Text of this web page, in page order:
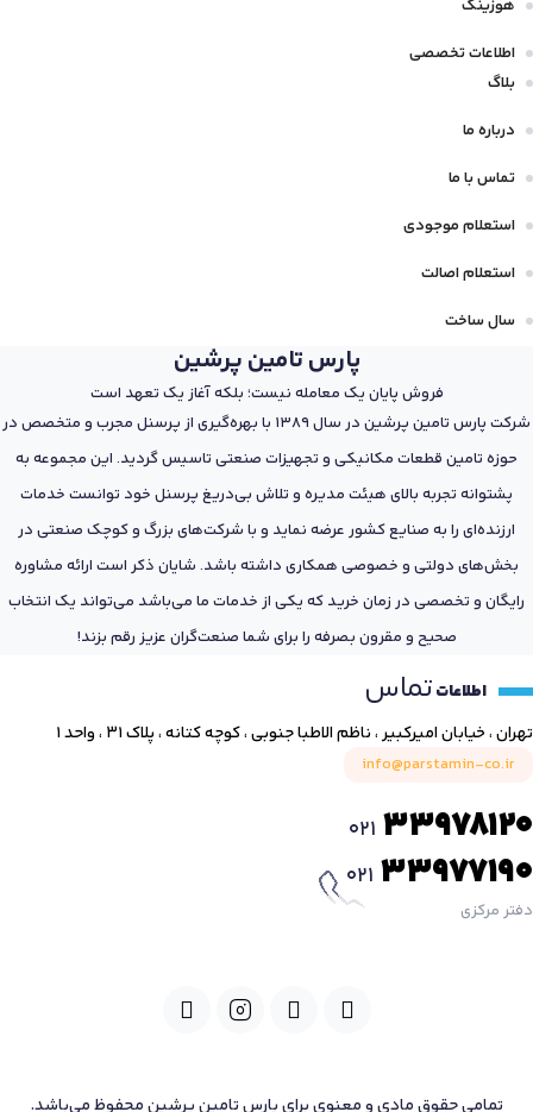
هوزینگ
اطلاعات تخصصی
بلاگ
درباره ما
تماس با ما
استعلام موجودی
استعلام اصالت
سال ساخت
پارس تامین پرشین
فروش پایان یک معامله نیست؛ بلکه آغاز یک تعهد است
شرکت پارس تامین پرشین در سال 1389 با بهره‌گیری از پرسنل مجرب و متخصص در
حوزه تامین قطعات مکانیکی و تجهیزات صنعتی تاسیس گردید. این مجموعه به
پشتوانه تجربه بالای هیئت مدیره و تلاش بی‌دریغ پرسنل خود توانست خدمات
ارزنده‌ای را به صنایع کشور عرضه نماید و با شرکت‌های بزرگ و کوچک صنعتی در
بخش‌های دولتی و خصوصی همکاری داشته باشد. شایان ذکر است ارائه مشاوره
رایگان و تخصصی در زمان خرید که یکی از خدمات ما می‌باشد می‌تواند یک انتخاب
صحیح و مقرون بصرفه را برای شما صنعت‌گران عزیز رقم بزند!
اطلاعاتتماس
تهران ، خیابان امیرکبیر ، ناظم الاطبا جنوبی ، کوچه کتانه ، پلاک ۳۱ ، واحد ۱
info@parstamin-co.ir
021 33978120
021 33977190
دفتر مرکزی
تمامی حقوق مادی و معنوی برای پارس تامین پرشین محفوظ می‌باشد.